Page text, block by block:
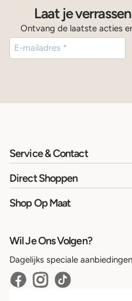
Laat je
Ontvang de laatste acties
Service & Contact
Direct Shoppen
Shop Op Maat
Wil Je Ons Volgen?
Dagelijks speciale